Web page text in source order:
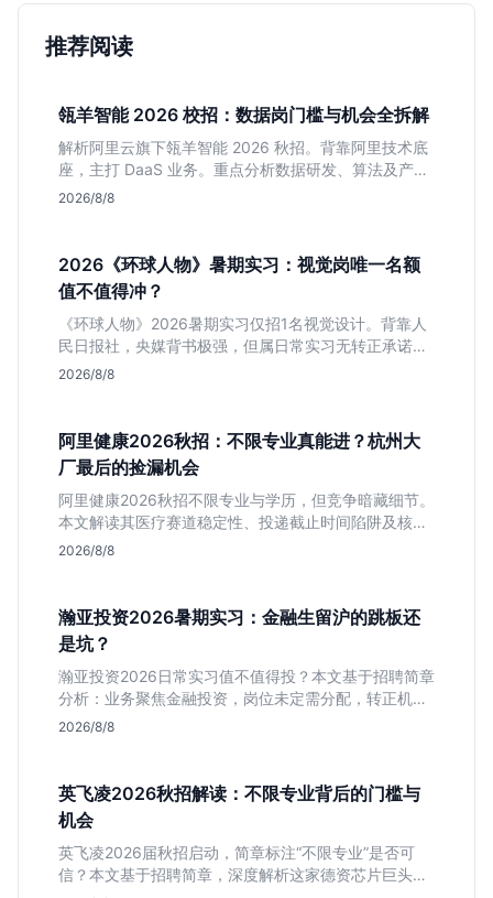
推荐阅读
瓴羊智能 2026 校招：数据岗门槛与机会全拆解
解析阿里云旗下瓴羊智能 2026 秋招。背靠阿里技术底
座，主打 DaaS 业务。重点分析数据研发、算法及产品
岗的硬性要求，评估 B 端数据路线的成长曲线与抗压挑
2026/8/8
2026《环球人物》暑期实习：视觉岗唯一名额
值不值得冲？
《环球人物》2026暑期实习仅招1名视觉设计。背靠人
民日报社，央媒背书极强，但属日常实习无转正承诺。
适合追求高含金量简历、能接受严谨流程的设计生，想
2026/8/8
阿里健康2026秋招：不限专业真能进？杭州大
厂最后的捡漏机会
阿里健康2026秋招不限专业与学历，但竞争暗藏细节。
本文解读其医疗赛道稳定性、投递截止时间陷阱及核心
岗位面试节奏，帮应届生判断是否值得投入。
2026/8/8
瀚亚投资2026暑期实习：金融生留沪的跳板还
是坑？
瀚亚投资2026日常实习值不值得投？本文基于招聘简章
分析：业务聚焦金融投资，岗位未定需分配，转正机会
不明确。适合急需上海高含金量实习证明、想接触真实
2026/8/8
英飞凌2026秋招解读：不限专业背后的门槛与
机会
英飞凌2026届秋招启动，简章标注“不限专业”是否可
信？本文基于招聘简章，深度解析这家德资芯片巨头的